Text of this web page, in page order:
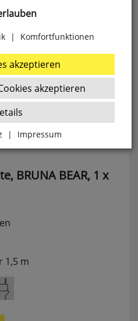
BRUNA BEAR, 1 x
1,5 m
| Komfortfunktionen
akzeptieren
akzeptieren
| Impressum
für die Funktion des